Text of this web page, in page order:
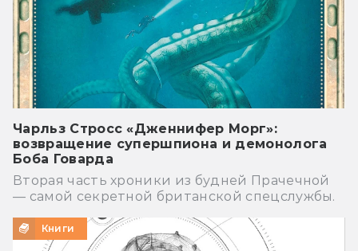
Чарльз Стросс «Дженнифер Морг»:
возвращение супершпиона и демонолога
Боба Говарда
Вторая часть хроники из будней Прачечной
— самой секретной британской спецслужбы.
Книги